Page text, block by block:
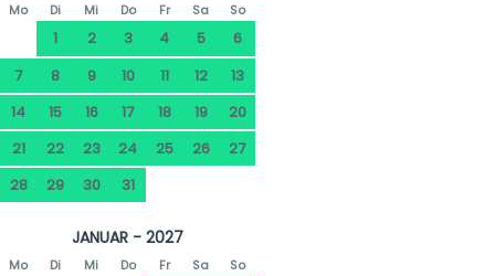
Mo Di Mi Do Fr Sa So
1 2 3 4 5
6
7
8 9 10 11 12
13
14
15 16 17 18 19
20
21
22 23 24 25 26
27
28
29 30 31
JANUAR - 2027
Mo Di Mi Do Fr Sa So